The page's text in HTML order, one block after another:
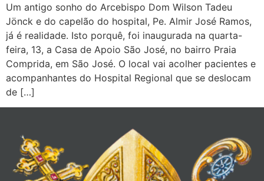
Um antigo sonho do Arcebispo Dom Wilson Tadeu
Jönck e do capelão do hospital, Pe. Almir José Ramos,
já é realidade. Isto porquê, foi inaugurada na quarta-
feira, 13, a Casa de Apoio São José, no bairro Praia
Comprida, em São José. O local vai acolher pacientes e
acompanhantes do Hospital Regional que se deslocam
de […]